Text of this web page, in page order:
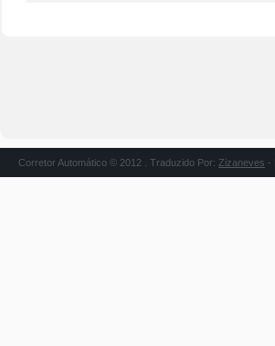
Corretor Automático © 2012 . Traduzido Por: Zizaneves -